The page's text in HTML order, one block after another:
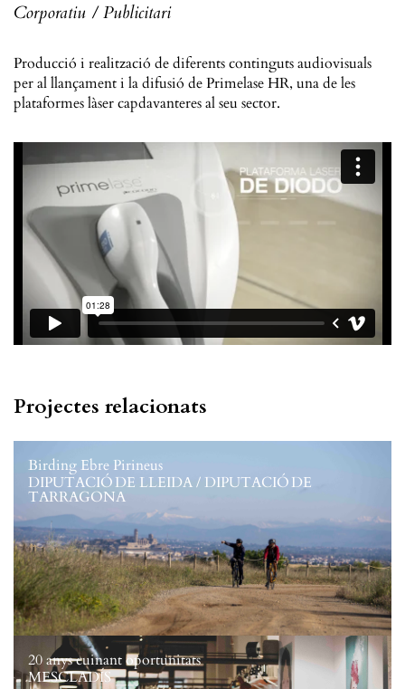
Corporatiu / Publicitari
Producció i realització de diferents continguts audiovisuals
per al llançament i la difusió de Primelase HR, una de les
plataformes làser capdavanteres al seu sector.
Projectes relacionats
Birding Ebre Pirineus
DIPUTACIÓ DE LLEIDA / DIPUTACIÓ DE
TARRAGONA
20 anys cuinant oportunitats
MESCLADÍS